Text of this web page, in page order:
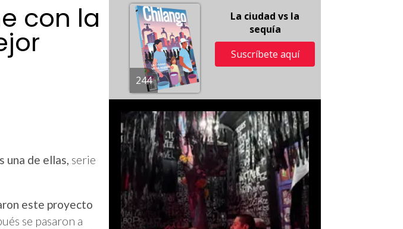
con la
una de ellas, serie
este proyecto
se pasaron a
244
La ciudad vs la
sequía
Suscríbete aquí